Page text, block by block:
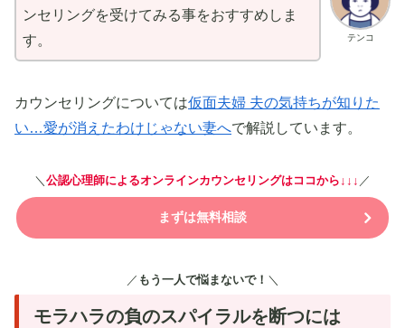
テンコ
ンセリングを受けてみる事をおすすめしま
す。
カウンセリングについては仮面夫婦 夫の気持ちが知りた
い…愛が消えたわけじゃない妻へで解説しています。
＼ 公認心理師によるオンラインカウンセリングはココから↓↓↓ ／
まずは無料相談
／ もう一人で悩まないで！ ＼
モラハラの負のスパイラルを断つには